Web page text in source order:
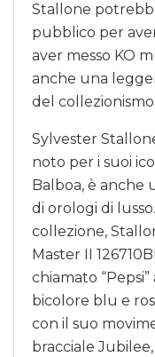
Stallone
pubblico per
aver messo KO
anche una
del
Sylvester
noto per i suoi
Balboa, è anche
di orologi di
collezione,
Master II
chiamato
bicolore blu e
con il suo
bracciale